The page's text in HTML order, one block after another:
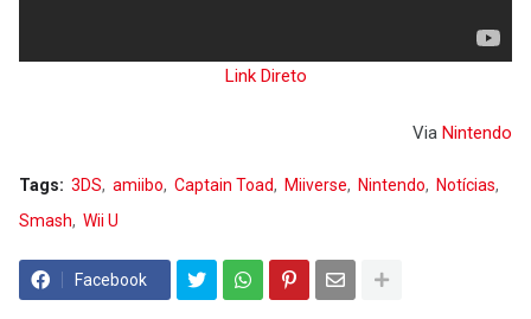
Link Direto
Via Nintendo
Tags: 3DS amiibo Captain Toad Miiverse Nintendo
Notícias
Smash
Wii U
Facebook